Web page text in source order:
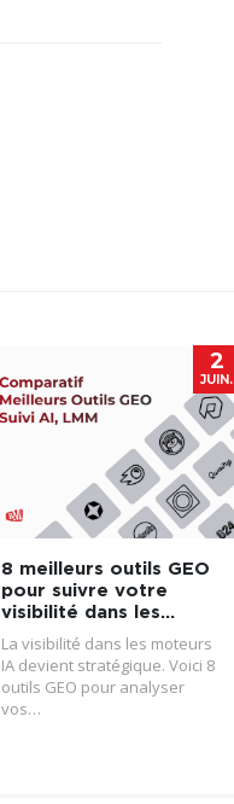
2
JUIN.
8 meilleurs outils GEO
pour suivre votre
visibilité dans les…
La visibilité dans les moteurs
IA devient stratégique. Voici 8
outils GEO pour analyser
vos…